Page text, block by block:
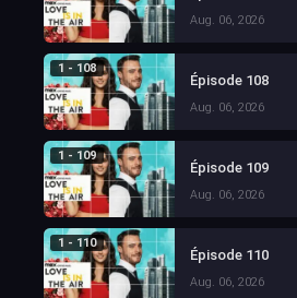
Aug. 06, 2026
1 - 108
Épisode 108
Aug. 06, 2026
1 - 109
Épisode 109
Aug. 06, 2026
1 - 110
Épisode 110
Aug. 06, 2026